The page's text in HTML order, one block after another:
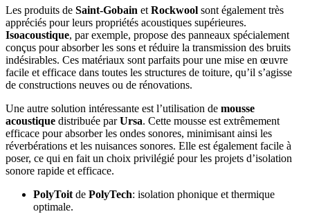
Les produits de Saint-Gobain et Rockwool sont également très
appréciés pour leurs propriétés acoustiques supérieures.
Isoacoustique, par exemple, propose des panneaux spécialement
conçus pour absorber les sons et réduire la transmission des bruits
indésirables. Ces matériaux sont parfaits pour une mise en œuvre
facile et efficace dans toutes les structures de toiture, qu’il s’agisse
de constructions neuves ou de rénovations.
Une autre solution intéressante est l’utilisation de mousse
acoustique distribuée parUrsa. Cette mousse est extrêmement
efficace pour absorber les ondes sonores, minimisant ainsi les
réverbérations et les nuisances sonores. Elle est également facile à
poser, ce qui en fait un choix privilégié pour les projets d’isolation
sonore rapide et efficace.
PolyToit de PolyTech: isolation phonique et thermique
optimale.